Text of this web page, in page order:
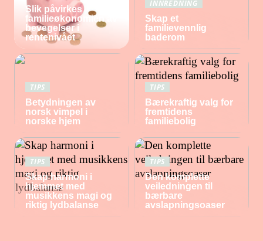
Slik påvirkes
familieøkonomien av
bevegelser i
rentenivået
INNREDNING
Skap et
familievennlig
baderom
TIPS
Betydningen av
norsk vimpel i
norske hjem
TIPS
Bærekraftig valg for
fremtidens
familiebolig
TIPS
Skap harmoni i
hjemmet med
musikkens magi og
riktig lydbalanse
TIPS
Den komplette
veiledningen til
bærbare
avslapningsoaser